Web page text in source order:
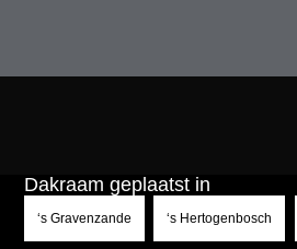
Dakraam geplaatst in
‘s Gravenzande ‘s Hertogenbosch